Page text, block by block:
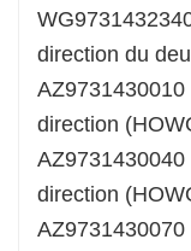
direction du
direction
direction